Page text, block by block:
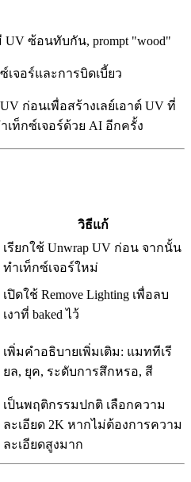
ซ้อนทับกัน, prompt "wood"
เจอร์และการบิดเบี้ยว
ก่อนเพื่อสร้างเลย์เอาต์ UV ที่
ท็กซ์เจอร์ด้วย AI อีกครั้ง
วิธีแก้
เรียกใช้ Unwrap UV ก่อน จากนั้น
ทำเท็กซ์เจอร์ใหม่
เปิดใช้ Remove Lighting เพื่อลบ
เงาที่ baked ไว้
เพิ่มคำอธิบายเพิ่มเติม: แมททีเรี
ยล, ยุค, ระดับการสึกหรอ, สี
เป็นพฤติกรรมปกติ เลือกความ
ละเอียด 2K หากไม่ต้องการความ
ละเอียดสูงมาก